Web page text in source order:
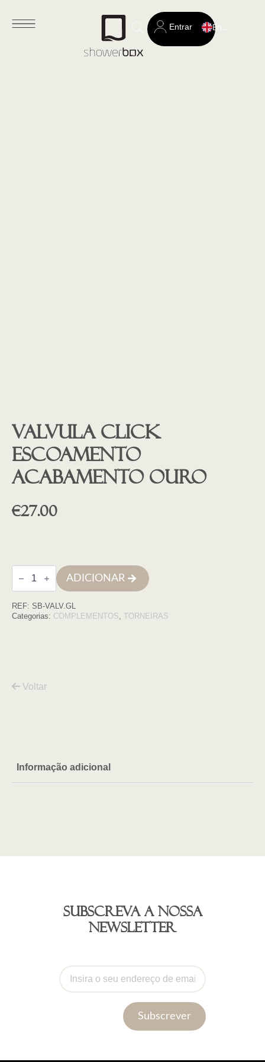
Search
for:
Entrar
Valvula Click
escoamento
Acabamento OURO
€27.00
Quantidade
de
Valvula
escoamento
Acabamento
ADICIONAR
REF: SB-VALV.GL
Categorias: COMPLEMENTOS, TORNEIRAS
Voltar
Informação adicional
Subscreva a nossa
newsletter
Subscrever